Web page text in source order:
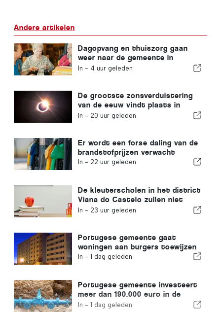
Andere artikelen
Dagopvang en thuiszorg gaan
weer naar de gemeente in
Portugal
In - 4 uur geleden
De grootste zonsverduistering
van de eeuw vindt plaats in
Portugal
In - 20 uur geleden
Er wordt een forse daling van de
brandstofprijzen verwacht
In - 22 uur geleden
De kleuterscholen in het district
Viana do Castelo zullen niet
sluiten
In - 23 uur geleden
Portugese gemeente gaat
woningen aan burgers toewijzen
In - 1 dag geleden
Portugese gemeente investeert
meer dan 190.000 euro in de
watervoorziening
In - 1 dag geleden